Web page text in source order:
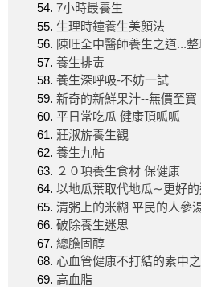
7小時最養生
生理時鐘養生美顏法
陳旺全中醫師養生之道...
養生排毒
養生深呼吸-不妨一試
新奇的新鮮果汁--無價至寶
平日常吃瓜 健康頂呱呱
莊淑旂養生觀
養生九帖
２０項養生食材 保健康
以地瓜葉取代地瓜∼更好的
清粥上的米糊 平民的人參
破除養生迷思
總膽固醇
心血管健康不打結的素中
高血脂